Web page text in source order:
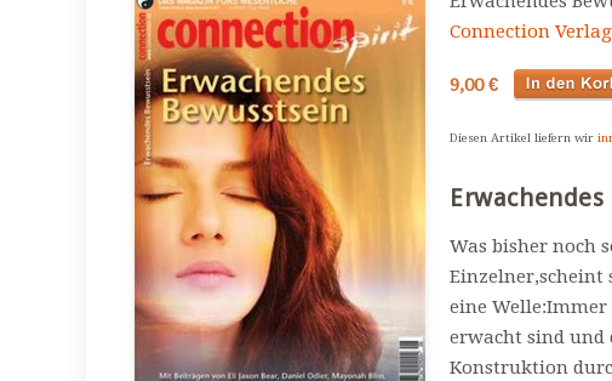
Connection
9,00 €
Diesen Artikel liefern wir
Was bisher noch
eine Welle:Immer
erwacht sind und
Konstruktion